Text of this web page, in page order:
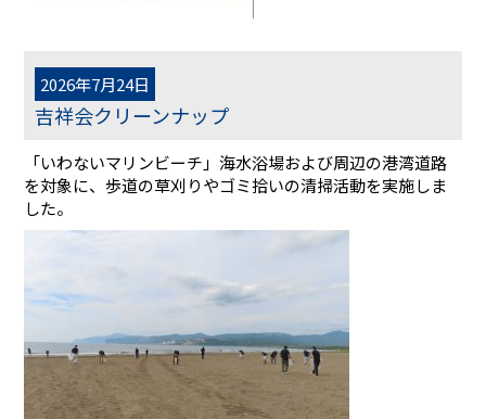
2026年7月24日
吉祥会クリーンナップ
「いわないマリンビーチ」海水浴場および周辺の港湾道路
を対象に、歩道の草刈りやゴミ拾いの清掃活動を実施しま
した。